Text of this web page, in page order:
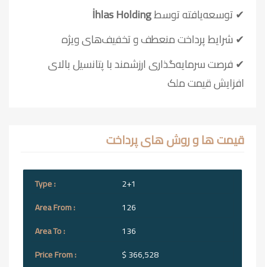
✔ توسعه‌یافته توسطİhlas Holding
✔ شرایط پرداخت منعطف و تخفیف‌های ویژه
✔ فرصت سرمایه‌گذاری ارزشمند با پتانسیل بالای
افزایش قیمت ملک
قیمت ها و روش های پرداخت
2+1
126
136
$ 366,528